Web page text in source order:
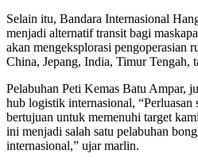
Selain itu, Bandara Internasional
menjadi alternatif transit bagi
akan mengeksplorasi pengoperasian
China, Jepang, India, Timur Tengah,
Pelabuhan Peti Kemas Batu Ampar,
hub logistik internasional, “Perluasan
bertujuan untuk memenuhi target
ini menjadi salah satu pelabuhan
internasional,” ujar marlin.